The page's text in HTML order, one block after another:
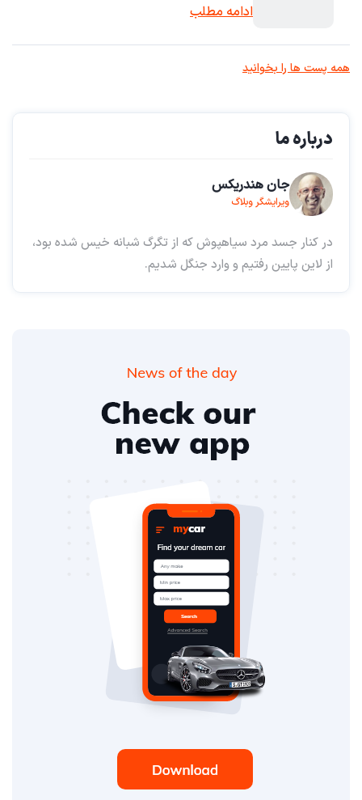
ادامه مطلب
همه پست ها را بخوانید
درباره ما
جان هندریکس
ویرایشگر وبلاگ
در کنار جسد مرد سیاهپوش که از تگرگ شبانه خیس شده بود،
از لاین پایین رفتیم و وارد جنگل شدیم.